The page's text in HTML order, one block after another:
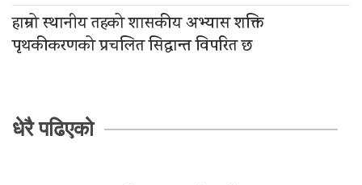
हाम्रो स्थानीय तहको शासकीय अभ्यास शक्ति
पृथकीकरणको प्रचलित सिद्धान्त विपरित छ
धेरै पढिएको